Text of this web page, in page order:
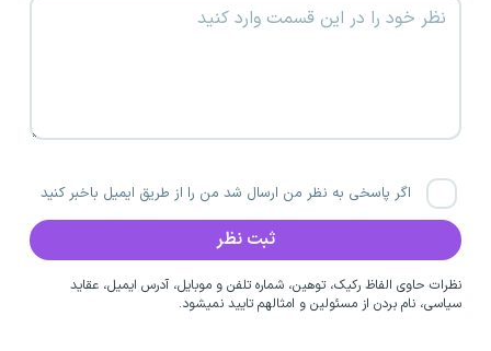
اگر پاسخی به نظر من ارسال شد من را از طریق ایمیل باخبر کنید
نظرات حاوی الفاظ رکیک، توهین، شماره تلفن و موبایل، آدرس ایمیل، عقاید
سیاسی، نام بردن از مسئولین و امثالهم تایید نمیشود.